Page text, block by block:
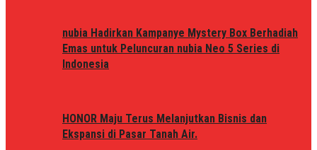
nubia Hadirkan Kampanye Mystery Box Berhadiah
Emas untuk Peluncuran nubia Neo 5 Series di
Indonesia
HONOR Maju Terus Melanjutkan Bisnis dan
Ekspansi di Pasar Tanah Air.